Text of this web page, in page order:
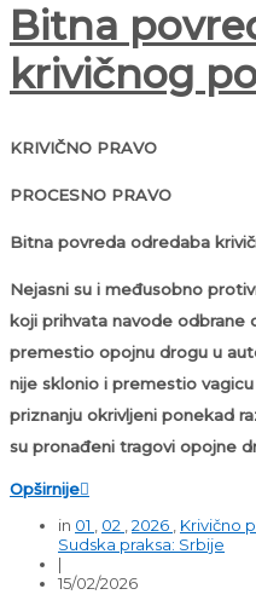
Bitna
krivičnog
KRIVIČNO PRAVO
PROCESNO PRAVO
Bitna povreda odredaba
Nejasni su i međusobno
koji prihvata navode odbrane
premestio opojnu drogu u
nije sklonio i premestio
priznanju okrivljeni ponekad
su pronađeni tragovi opojne
Opširnije
in 01 02 2026 Krivično
Sudska praksa: Srbije
|
15/02/2026